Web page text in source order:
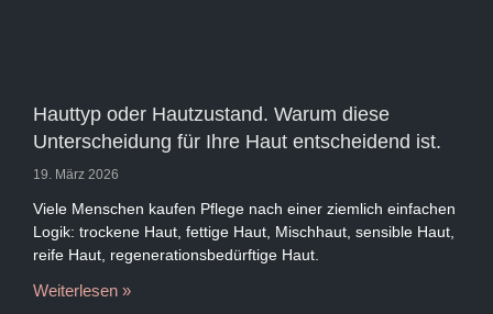
Hauttyp oder Hautzustand. Warum diese
Unterscheidung für Ihre Haut entscheidend ist.
19. März 2026
Viele Menschen kaufen Pflege nach einer ziemlich einfachen
Logik: trockene Haut, fettige Haut, Mischhaut, sensible Haut,
reife Haut, regenerationsbedürftige Haut.
Weiterlesen »